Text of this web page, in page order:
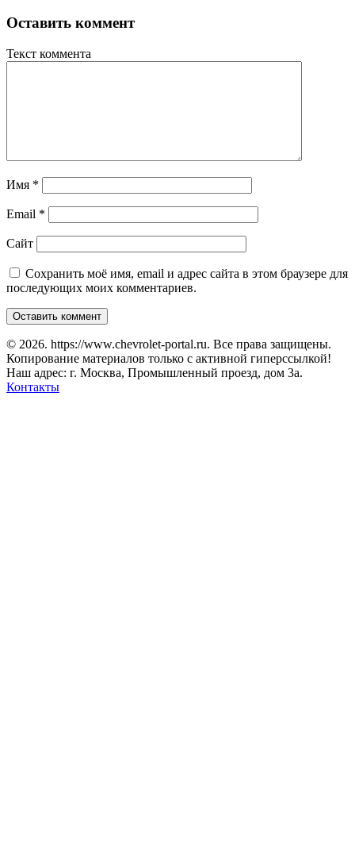
Оставить коммент
Текст коммента
Имя *
Email *
Сайт
Сохранить моё имя, email и адрес сайта в этом браузере для
последующих моих комментариев.
© 2026. https://www.chevrolet-portal.ru. Все права защищены.
Копирование материалов только с активной гиперссылкой!
Наш адрес: г. Москва, Промышленный проезд, дом 3а.
Контакты